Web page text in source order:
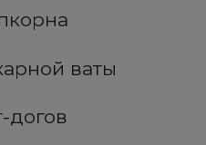
ваты
догов